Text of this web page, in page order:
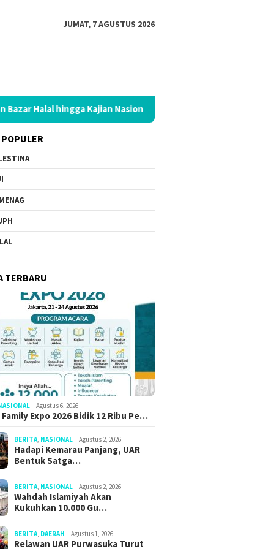
JUMAT, 7 AGUSTUS 2026
hingga Kajian Nasional Hadapi Kemarau Panjang, UAR
Jatuh Hati
Desember 13, 2021
Bab.3 Operator Mesin V-Cut
TERBARU
Agustus 6, 2026
Family Expo 2026 Bidik 12 Ribu Pe…
BERITA NASIONAL Agustus 2, 2026
Hadapi Kemarau Panjang, UAR
Bentuk Satga…
BERITA NASIONAL Agustus 2, 2026
Wahdah Islamiyah Akan
Kukuhkan 10.000 Gu…
BERITA DAERAH Agustus 1, 2026
Relawan UAR Purwasuka Turut